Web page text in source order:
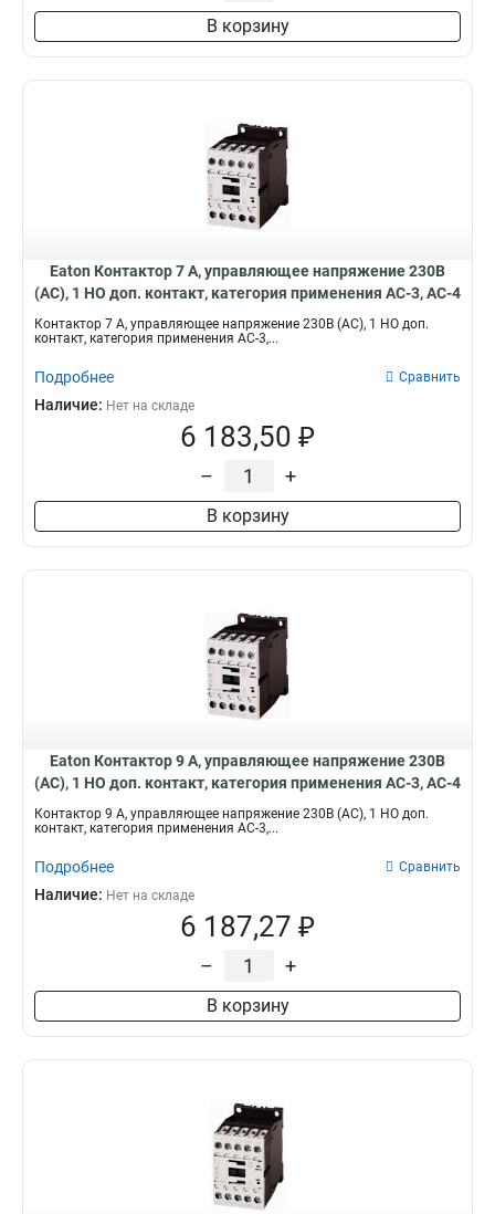
В корзину
Eaton Контактор 7 А, управляющее напряжение 230В
(АС), 1 НО доп. контакт, категория применения AC-3, AC-4
DILM7-10(230V50HZ,240V60HZ)
Контактор 7 А, управляющее напряжение 230В (АС), 1 НО доп.
контакт, категория применения AC-3,...
Подробнее Сравнить
Наличие: Нет на складе
6 183,50 ₽
– +
В корзину
Eaton Контактор 9 А, управляющее напряжение 230В
(АС), 1 НО доп. контакт, категория применения AC-3, AC-4
DILM9-10(230V50HZ,240V60HZ)
Контактор 9 А, управляющее напряжение 230В (АС), 1 НО доп.
контакт, категория применения AC-3,...
Подробнее Сравнить
Наличие: Нет на складе
6 187,27 ₽
– +
В корзину